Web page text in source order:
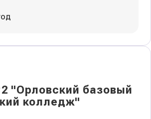
"Орловский базовый
колледж"